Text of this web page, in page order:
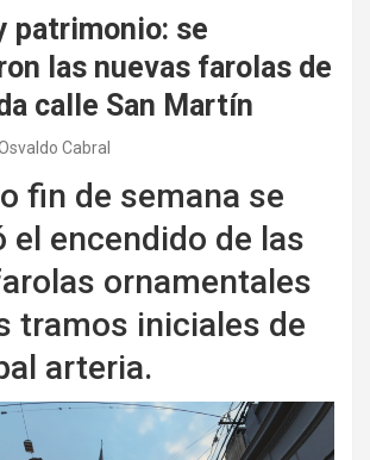
patrimonio: se
las nuevas farolas de
calle San Martín
Cabral
fin de semana se
el encendido de las
ornamentales
tramos iniciales de
arteria.